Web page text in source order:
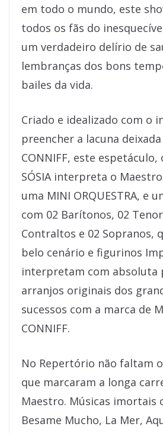
em todo o mundo, este
todos os fãs do
um verdadeiro delírio de
lembranças dos bons
bailes da vida.
Criado e idealizado com o
preencher a lacuna deixada
CONNIFF, este espetáculo,
SÓSIA interpreta o
uma MINI ORQUESTRA, e
com 02 Barítonos, 02
Contraltos e 02 Sopranos,
belo cenário e figurinos
interpretam com absoluta
arranjos originais dos
sucessos com a marca de
CONNIFF.
No Repertório não faltam
que marcaram a longa
Maestro. Músicas imortais
Besame Mucho, La Mer,